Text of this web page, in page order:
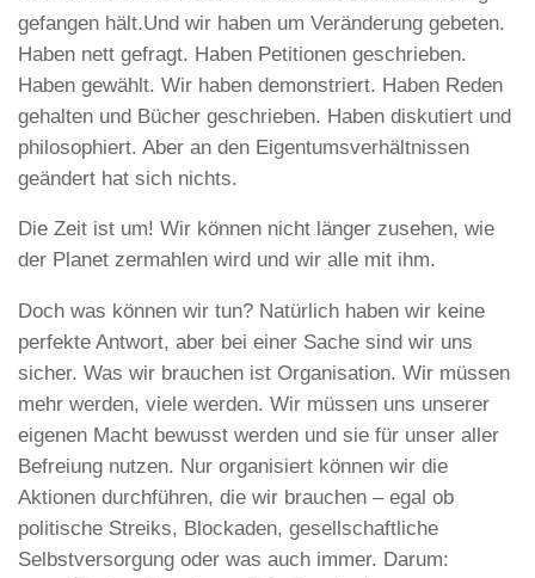
gefangen hält.Und wir haben um Veränderung gebeten.
Haben nett gefragt. Haben Petitionen geschrieben.
Haben gewählt. Wir haben demonstriert. Haben Reden
gehalten und Bücher geschrieben. Haben diskutiert und
philosophiert. Aber an den Eigentumsverhältnissen
geändert hat sich nichts.
Die Zeit ist um! Wir können nicht länger zusehen, wie
der Planet zermahlen wird und wir alle mit ihm.
Doch was können wir tun? Natürlich haben wir keine
perfekte Antwort, aber bei einer Sache sind wir uns
sicher. Was wir brauchen ist Organisation. Wir müssen
mehr werden, viele werden. Wir müssen uns unserer
eigenen Macht bewusst werden und sie für unser aller
Befreiung nutzen. Nur organisiert können wir die
Aktionen durchführen, die wir brauchen – egal ob
politische Streiks, Blockaden, gesellschaftliche
Selbstversorgung oder was auch immer. Darum: